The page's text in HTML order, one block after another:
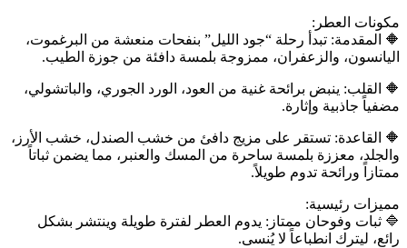
مكونات العطر:
🔶️ المقدمة: تبدأ رحلة “جود الليل” بنفحات منعشة من البرغموت،
اليانسون، والزعفران، ممزوجة بلمسة دافئة من جوزة الطيب.
🔶️ القلب: ينبض برائحة غنية من العود، الورد الجوري، والباتشولي،
مضفياً جاذبية وإثارة.
🔶️ القاعدة: تستقر على مزيج دافئ من خشب الصندل، خشب الأرز،
والجلد، معززة بلمسة ساحرة من المسك والعنبر، مما يضمن ثباتاً
ممتازاً ورائحة تدوم طويلاً.
مميزات رئيسية:
🔷️ ثبات وفوحان ممتاز: يدوم العطر لفترة طويلة وينتشر بشكل
رائع، ليترك انطباعاً لا يُنسى.